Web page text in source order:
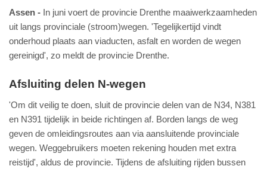
Assen
In juni voert de provincie Drenthe maaiwerkzaamheden
uit langs provinciale (stroom)wegen. 'Tegelijkertijd vindt
onderhoud plaats aan viaducten, asfalt en worden de wegen
gereinigd', zo meldt de provincie Drenthe.
Afsluiting delen N-wegen
'Om dit veilig te doen, sluit de provincie delen van de N34, N381
en N391 tijdelijk in beide richtingen af. Borden langs de weg
geven de omleidingsroutes aan via aansluitende provinciale
wegen. Weggebruikers moeten rekening houden met extra
reistijd', aldus de provincie. Tijdens de afsluiting rijden bussen